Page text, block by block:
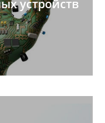
устройств